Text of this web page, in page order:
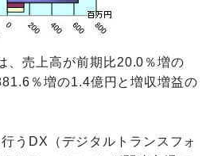
売上高が前期比20.0％増の
％増の1.4億円と増収増益の
うDX（デジタルトランスフォ